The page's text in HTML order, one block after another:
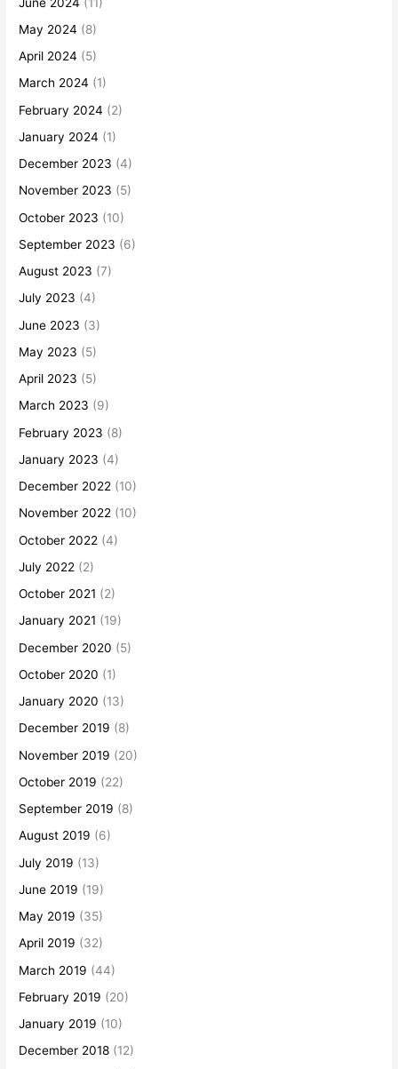
May 2024 (8)
April 2024 (5)
March 2024 (1)
February 2024 (2)
January 2024 (1)
December 2023 (4)
November 2023 (5)
October 2023 (10)
September 2023 (6)
August 2023 (7)
July 2023 (4)
June 2023 (3)
May 2023 (5)
April 2023 (5)
March 2023 (9)
February 2023 (8)
January 2023 (4)
December 2022 (10)
November 2022 (10)
October 2022 (4)
July 2022 (2)
October 2021 (2)
January 2021 (19)
December 2020 (5)
October 2020 (1)
January 2020 (13)
December 2019 (8)
November 2019 (20)
October 2019 (22)
September 2019 (8)
August 2019 (6)
July 2019 (13)
June 2019 (19)
May 2019 (35)
April 2019 (32)
March 2019 (44)
February 2019 (20)
January 2019 (10)
December 2018 (12)